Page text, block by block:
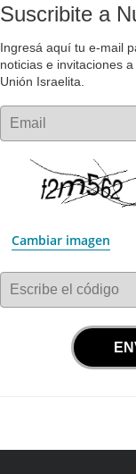
Suscribite a
Ingresá aquí tu e-mail
noticias e invitaciones
Unión Israelita.
Email
Cambiar imagen
Escribe el código